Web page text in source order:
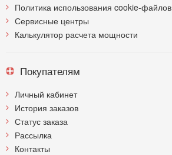
Политика использования cookie-файлов
Сервисные центры
Калькулятор расчета мощности
Покупателям
Личный кабинет
История заказов
Статус заказа
Рассылка
Контакты